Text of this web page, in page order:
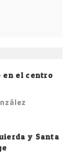
en el centro
y Santa